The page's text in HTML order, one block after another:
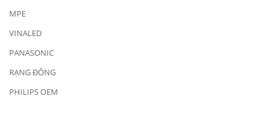
MPE
VINALED
PANASONIC
RẠNG ĐÔNG
PHILIPS OEM